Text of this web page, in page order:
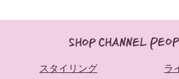
スタイリング ラ